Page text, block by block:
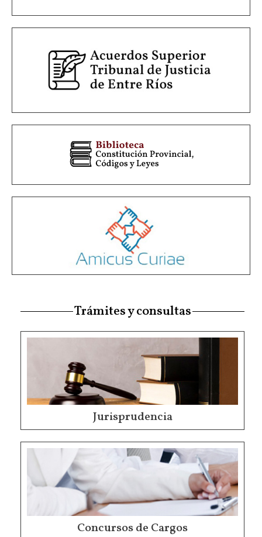
Trámites y consultas
Jurisprudencia
Concursos de Cargos